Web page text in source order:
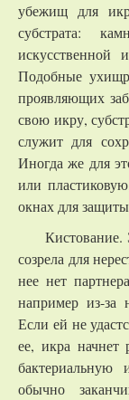
убежищ для
субстрата:
искусственной
Подобные
проявляющих
свою икру,
служит для
Иногда же для
или
окнах для
Кистование.
созрела для
нее нет
например из-за
Если ей не
ее, икра начнет
бактериальную
обычно